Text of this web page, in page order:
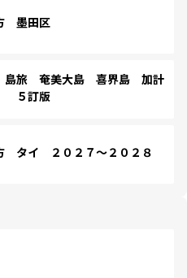
墨田区
島旅 奄美大島 喜界島 加計
５訂版
タイ ２０２７～２０２８